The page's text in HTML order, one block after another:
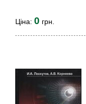
Ціна: 0 грн.